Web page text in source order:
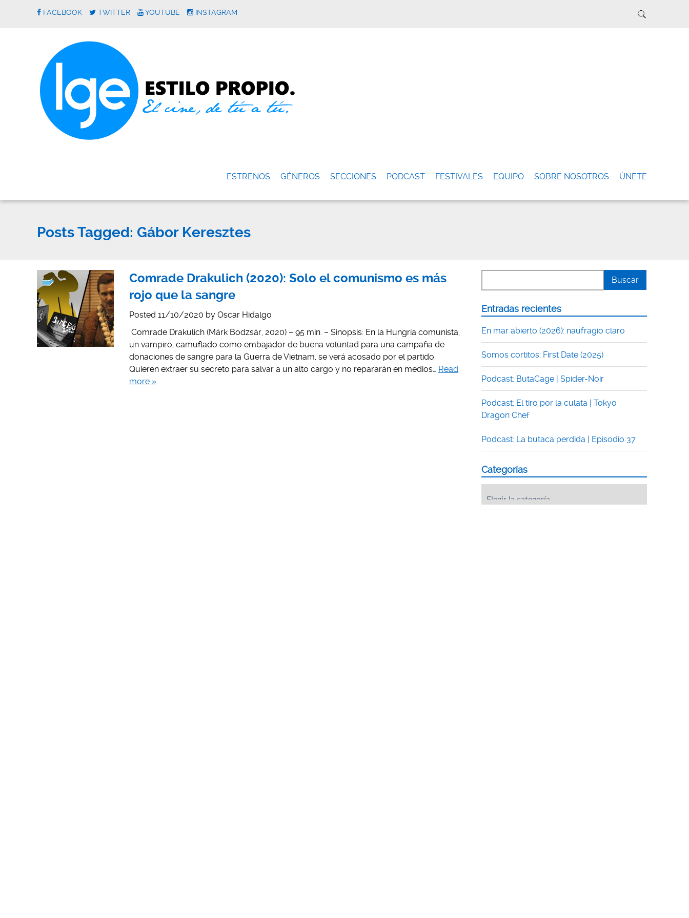
FACEBOOK TWITTER YOUTUBE INSTAGRAM
ESTRENOS GÉNEROS SECCIONES PODCAST FESTIVALES EQUIPO SOBRE NOSOTROS ÚNETE
Posts Tagged: Gábor Keresztes
Comrade Drakulich (2020): Solo el comunismo es más
rojo que la sangre
Posted 11/10/2020 by Oscar Hidalgo
Comrade Drakulich (Márk Bodzsár, 2020) – 95 min. – Sinopsis: En la Hungría comunista,
un vampiro, camuflado como embajador de buena voluntad para una campaña de
donaciones de sangre para la Guerra de Vietnam, se verá acosado por el partido.
Quieren extraer su secreto para salvar a un alto cargo y no repararán en medios… Read
more »
Entradas recientes
En mar abierto (2026): naufragio claro
Somos cortitos: First Date (2025)
Podcast: ButaCage | Spider-Noir
Podcast: El tiro por la culata | Tokyo
Dragon Chef
Podcast: La butaca perdida | Episodio 37
Categorías